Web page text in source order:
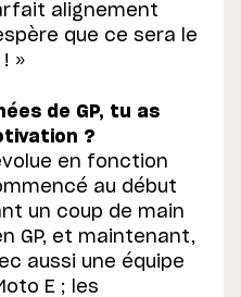
alignement
que ce sera le
»
de GP, tu as
?
en fonction
au début
un coup de main
GP, et maintenant,
aussi une équipe
E ; les